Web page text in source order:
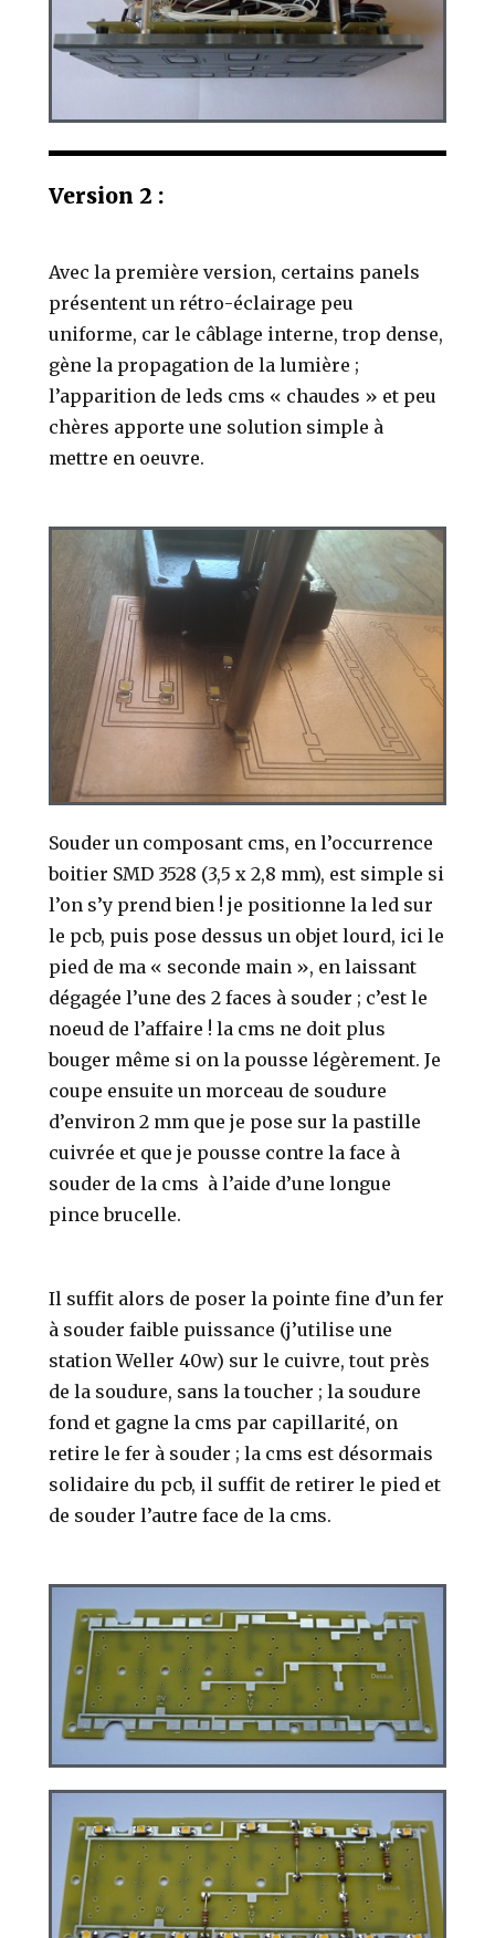
Version 2 :
Avec la première version, certains panels
présentent un rétro-éclairage peu
uniforme, car le câblage interne, trop dense,
gène la propagation de la lumière ;
l’apparition de leds cms « chaudes » et peu
chères apporte une solution simple à
mettre en oeuvre.
Souder un composant cms, en l’occurrence
boitier SMD 3528 (3,5 x 2,8 mm), est simple si
l’on s’y prend bien ! je positionne la led sur
le pcb, puis pose dessus un objet lourd, ici le
pied de ma « seconde main », en laissant
dégagée l’une des 2 faces à souder ; c’est le
noeud de l’affaire ! la cms ne doit plus
bouger même si on la pousse légèrement. Je
coupe ensuite un morceau de soudure
d’environ 2 mm que je pose sur la pastille
cuivrée et que je pousse contre la face à
souder de la cms à l’aide d’une longue
pince brucelle.
Il suffit alors de poser la pointe fine d’un fer
à souder faible puissance (j’utilise une
station Weller 40w) sur le cuivre, tout près
de la soudure, sans la toucher ; la soudure
fond et gagne la cms par capillarité, on
retire le fer à souder ; la cms est désormais
solidaire du pcb, il suffit de retirer le pied et
de souder l’autre face de la cms.